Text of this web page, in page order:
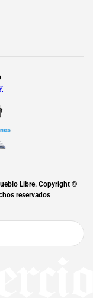
Libre. Copyright ©
reservados